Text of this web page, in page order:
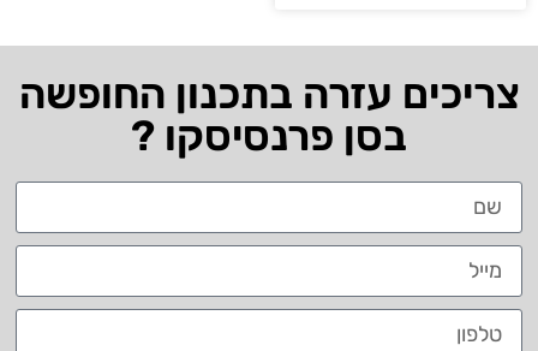
צריכים עזרה בתכנון החופשה
בסן פרנסיסקו ?